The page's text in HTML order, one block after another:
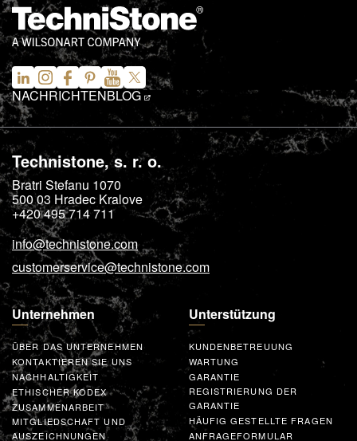
NACHRICHTENBLOG
Technistone, s. r. o.
Bratri Stefanu 1070
500 03 Hradec Kralove
+420 495 714 711
info@technistone.com
customerservice@technistone.com
Unternehmen
ÜBER DAS UNTERNEHMEN
KONTAKTIEREN SIE UNS
NACHHALTIGKEIT
ETHISCHER KODEX
ZUSAMMENARBEIT
MITGLIEDSCHAFT UND
AUSZEICHNUNGEN
Unterstützung
KUNDENBETREUUNG
WARTUNG
GARANTIE
REGISTRIERUNG DER
GARANTIE
HÄUFIG GESTELLTE FRAGEN
ANFRAGEFORMULAR